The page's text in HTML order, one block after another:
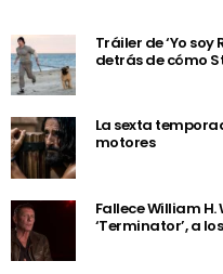
Tráiler de ‘Yo
detrás de cómo
La sexta
motores
Fallece William
‘Terminator’, a